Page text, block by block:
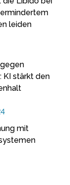
leiden
KI stärkt den
mit